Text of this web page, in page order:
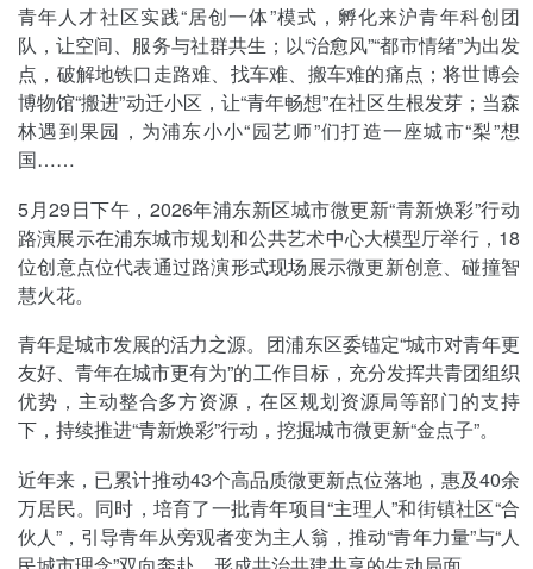
青年人才社区实践“居创一体”模式，孵化来沪青年科创团
队，让空间、服务与社群共生；以“治愈风”“都市情绪”为出发
点，破解地铁口走路难、找车难、搬车难的痛点；将世博会
博物馆“搬进”动迁小区，让“青年畅想”在社区生根发芽；当森
林遇到果园，为浦东小小“园艺师”们打造一座城市“梨”想
国……
5月29日下午，2026年浦东新区城市微更新“青新焕彩”行动
路演展示在浦东城市规划和公共艺术中心大模型厅举行，18
位创意点位代表通过路演形式现场展示微更新创意、碰撞智
慧火花。
青年是城市发展的活力之源。团浦东区委锚定“城市对青年更
友好、青年在城市更有为”的工作目标，充分发挥共青团组织
优势，主动整合多方资源，在区规划资源局等部门的支持
下，持续推进“青新焕彩”行动，挖掘城市微更新“金点子”。
近年来，已累计推动43个高品质微更新点位落地，惠及40余
万居民。同时，培育了一批青年项目“主理人”和街镇社区“合
伙人”，引导青年从旁观者变为主人翁，推动“青年力量”与“人